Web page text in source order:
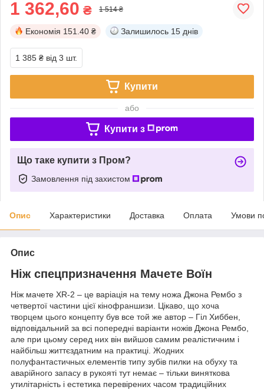
1 362,60 ₴ 1 514 ₴
Економія 151.40 ₴ Залишилось 15 днів
1 385 ₴ від 3 шт.
Купити
або
Купити з
Що таке купити з Пром?
Замовлення під захистом
Опис Характеристики Доставка Оплата Умови
Опис
Ніж спецпризначення Мачете Воїн
Ніж мачете XR-2 – це варіація на тему ножа Джона Рембо з
четвертої частини цієї кінофраншизи. Цікаво, що хоча
творцем цього концепту був все той же автор – Гіл Хиббен,
відповідальний за всі попередні варіанти ножів Джона Рембо,
але при цьому серед них він вийшов самим реалістичним і
найбільш життєздатним на практиці. Жодних
полуфантастичных елементів типу зубів пилки на обуху та
аварійного запасу в рукояті тут немає – тільки виняткова
утилітарність і естетика перевірених часом традиційних